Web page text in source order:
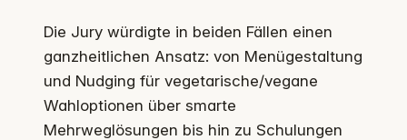
Die Jury würdigte in beiden Fällen einen
ganzheitlichen Ansatz: von Menügestaltung
und Nudging für vegetarische/vegane
Wahloptionen über smarte
Mehrweglösungen bis hin zu Schulungen